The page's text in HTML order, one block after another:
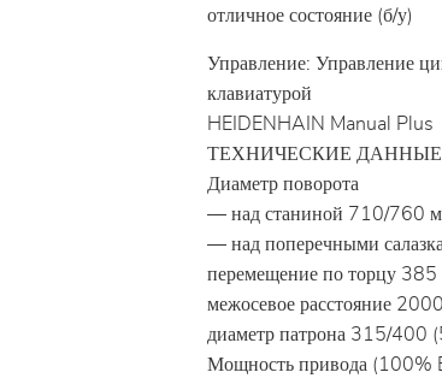
отличное состояние (б/у)
Управление: Управление
клавиатурой
HEIDENHAIN Manual Plus
ТЕХНИЧЕСКИЕ ДАННЫЕ
Диаметр поворота
— над станиной 710/760
— над поперечными
перемещение по торцу
межосевое расстояние
диаметр патрона 315/400
Мощность привода (100%